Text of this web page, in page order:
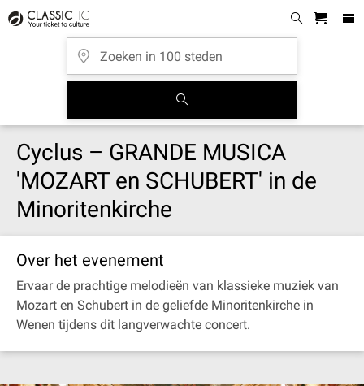
Cyclus – GRANDE MUSICA
'MOZART en SCHUBERT' in de
Minoritenkirche
Over het evenement
Ervaar de prachtige melodieën van klassieke muziek van
Mozart en Schubert in de geliefde Minoritenkirche in
Wenen tijdens dit langverwachte concert.